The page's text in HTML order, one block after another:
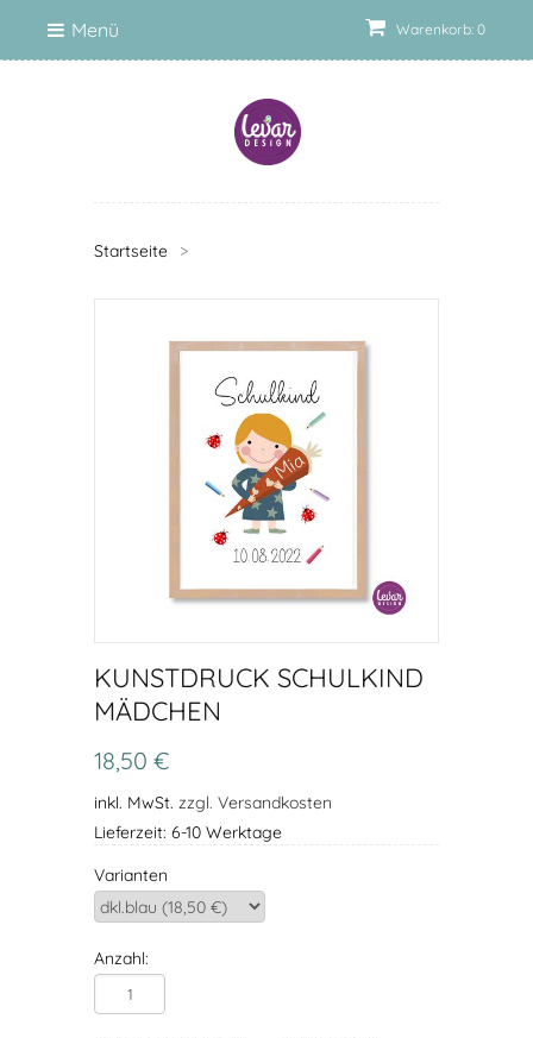
Warenkorb: 0
Menü
Startseite >
KUNSTDRUCK SCHULKIND
MÄDCHEN
18,50 €
inkl. MwSt. zzgl. Versandkosten
Lieferzeit: 6-10 Werktage
Varianten
Anzahl: